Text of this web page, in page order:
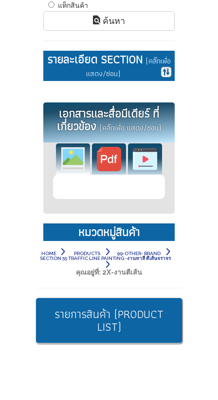
แท็กสินค้า
ค้นหา
รายละเอียด SECTION (คลิ๊กเพื่อ
แสดง/ซ่อน)
เอกสารและสื่อมีเดียร์ ที่
เกี่ยวข้อง(คลิ๊กเพื่อ แสดง/ซ่อน)
หมวดหมู่สินค้า
HOME PRODUCTS
99-OTHER- BRAND
SECTION 55 TRAFFIC LINE PAINTING -งานทาสี ตีเส้นจราจร
คุณอยู่ที่: 2X-งานตีเส้น
รายการสินค้า (PRODUCT
LIST)